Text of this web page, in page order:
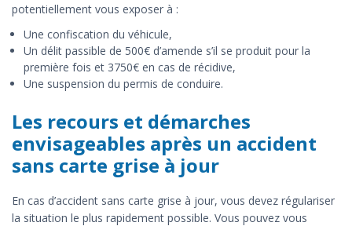
potentiellement vous exposer à :
Une confiscation du véhicule,
Un délit passible de 500€ d’amende s’il se produit pour la
première fois et 3750€ en cas de récidive,
Une suspension du permis de conduire.
Les recours et démarches
envisageables après un accident
sans carte grise à jour
En cas d’accident sans carte grise à jour, vous devez régulariser
la situation le plus rapidement possible. Vous pouvez vous